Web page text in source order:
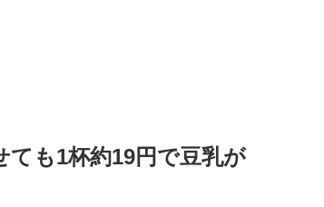
ても1杯約19円で豆乳が